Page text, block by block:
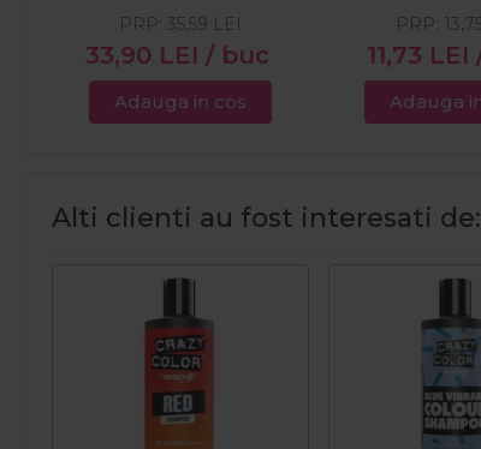
33,90 LEI / buc
PRP: 35,59 LEI
Adauga in cos
11,73 LEI
PRP:
Adauga
Alti clienti au fost interesati de: